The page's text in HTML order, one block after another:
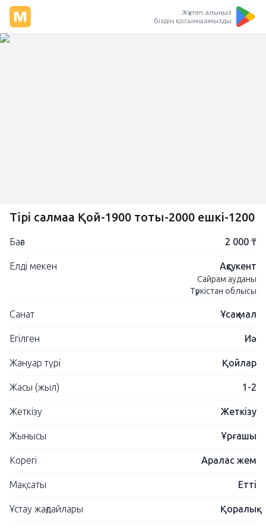
Жүктеп алыңыз
біздің қосымшамызды
Тірі салмаққа Қой-1900 тоқты-2000 ешкі-1200
Баға 2 000 ₸
Елді мекен Ақсукент
Сайрам ауданы
Түркістан облысы
Санат Ұсақ мал
Егілген Иә
Жануар түрі Қойлар
Жасы (жыл) 1-2
Жеткізу Жеткізу
Жынысы Ұрғашы
Корегі Аралас жем
Мақсаты Етті
Ұстау жағдайлары Қоралық